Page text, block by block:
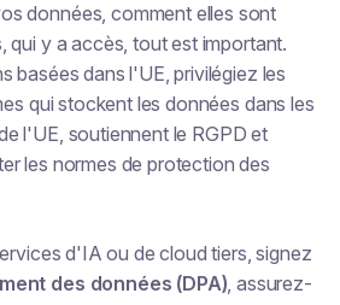
données, comment elles sont
qui y a accès, tout est important.
basées dans l'UE, privilégiez les
qui stockent les données dans les
l'UE, soutiennent le RGPD et
les normes de protection des
d'IA ou de cloud tiers, signez
des données (DPA), assurez-